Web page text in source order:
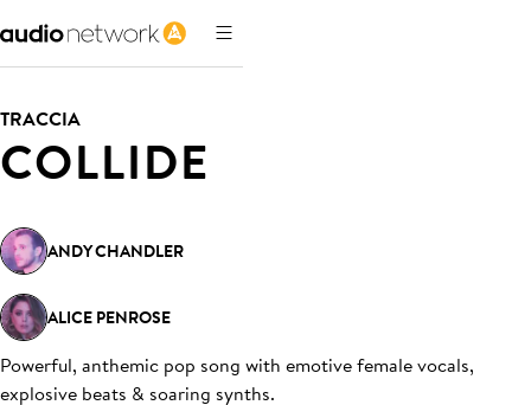
TRACCIA
COLLIDE
ANDY CHANDLER
ALICE PENROSE
Powerful, anthemic pop song with emotive female vocals,
explosive beats & soaring synths.